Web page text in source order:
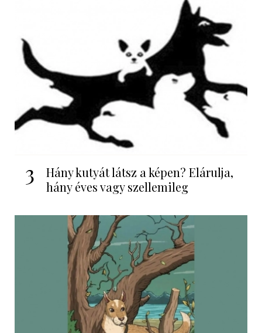
3
Hány kutyát látsz a képen? Elárulja,
hány éves vagy szellemileg